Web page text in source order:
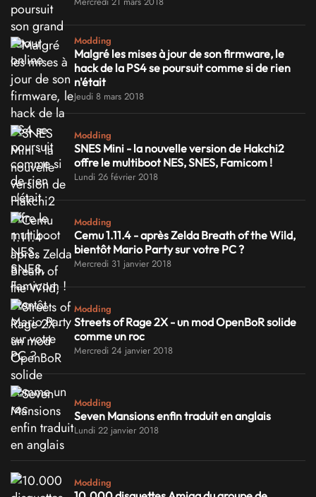
Modding
Malgré les mises à jour de son firmware, le
hack de la PS4 se poursuit comme si de rien
n'était
Jeudi 8 mars 2018
Modding
SNES Mini - la nouvelle version de Hakchi2
offre le multiboot NES, SNES, Famicom !
Lundi 26 février 2018
Modding
Cemu 1.11.4 - après Zelda Breath of the Wild,
bientôt Mario Party sur votre PC ?
Mercredi 31 janvier 2018
Modding
Streets of Rage 2X - un mod OpenBoR solide
comme un roc
Mercredi 24 janvier 2018
Modding
Seven Mansions enfin traduit en anglais
Lundi 22 janvier 2018
Modding